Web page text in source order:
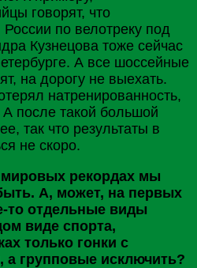
говорят, что
России по велотреку под
Кузнецова тоже сейчас
. А все шоссейные
на дорогу не выехать.
натренированность,
А после такой большой
так что результаты в
не скоро.
рекордах мы
А, может, на первых
то отдельные виды
виде спорта,
только гонки с
а групповые исключить?